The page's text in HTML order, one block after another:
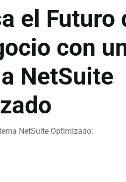
el Futuro
con
NetSuite
NetSuite Optimizado: